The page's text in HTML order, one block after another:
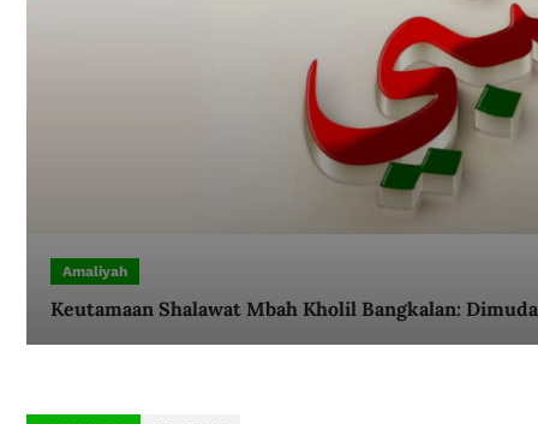
Amaliyah
Keutamaan Shalawat Mbah Kholil Bangkalan: